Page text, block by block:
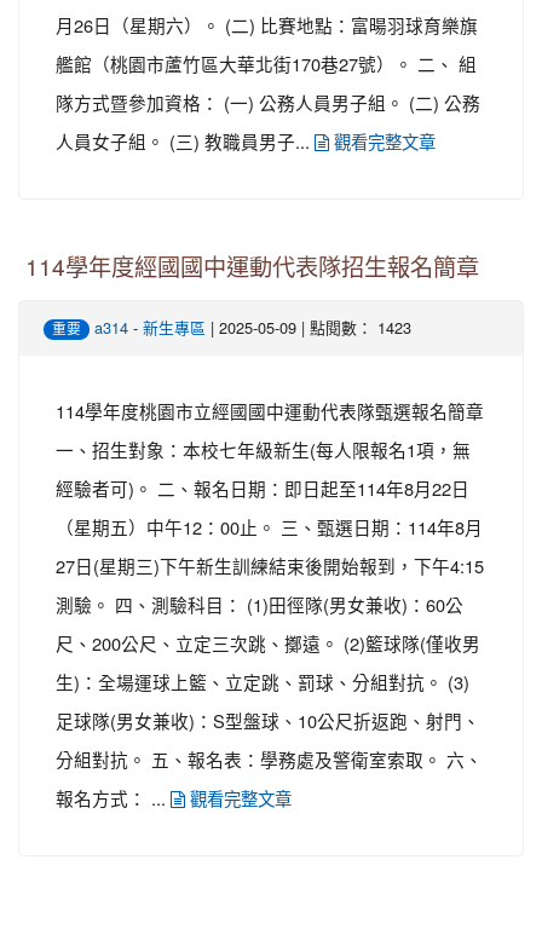
月26日（星期六）。 (二) 比賽地點：富暘羽球育樂旗
艦館（桃園市蘆竹區大華北街170巷27號）。 二、 組
隊方式暨參加資格： (一) 公務人員男子組。 (二) 公務
人員女子組。 (三) 教職員男子...
觀看完整文章
114學年度經國國中運動代表隊招生報名簡章
重要 a314 - 新生專區 | 2025-05-09 | 點閱數： 1423
114學年度桃園市立經國國中運動代表隊甄選報名簡章
一、招生對象：本校七年級新生(每人限報名1項，無
經驗者可)。 二、報名日期：即日起至114年8月22日
（星期五）中午12：00止。 三、甄選日期：114年8月
27日(星期三)下午新生訓練結束後開始報到，下午4:15
測驗。 四、測驗科目： (1)田徑隊(男女兼收)：60公
尺、200公尺、立定三次跳、擲遠。 (2)籃球隊(僅收男
生)：全場運球上籃、立定跳、罰球、分組對抗。 (3)
足球隊(男女兼收)：S型盤球、10公尺折返跑、射門、
分組對抗。 五、報名表：學務處及警衛室索取。 六、
報名方式： ...
觀看完整文章